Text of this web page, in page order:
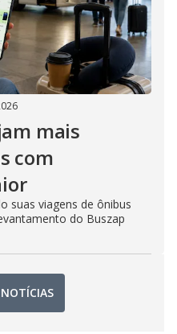
mais
com
suas viagens de ônibus
do Buszap